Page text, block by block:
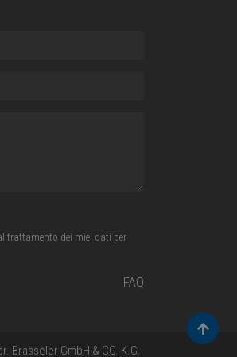
trattamento dei miei dati per
FAQ
GmbH & CO. K.G.
Torna